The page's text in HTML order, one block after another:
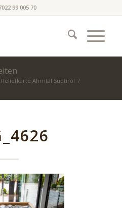
99 005 70
Ahrntal Südtirol /